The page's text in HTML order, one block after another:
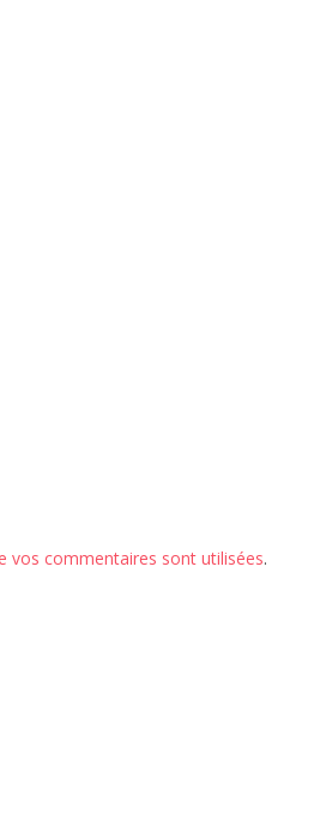
vos commentaires sont utilisées.